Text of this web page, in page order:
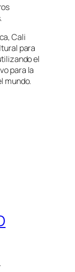
Cali
para
el
para la
mundo.